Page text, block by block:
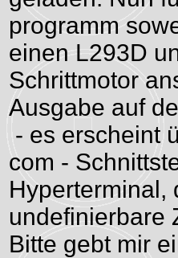
programm
einen L293D
Schrittmotor
Ausgabe auf
- es erscheint
com -
Hyperterminal,
undefinierbare
Bitte gebt mir